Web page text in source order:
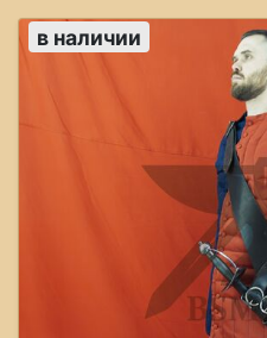
в наличии